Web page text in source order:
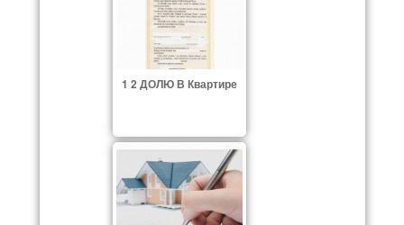
1 2 ДОЛЮ В Квартире